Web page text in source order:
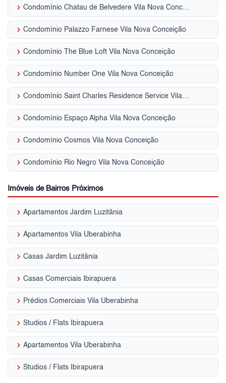
keyboard_arrow_right Condomínio Chatau de Belvedere Vila Nova Conceição
keyboard_arrow_right Condomínio Palazzo Farnese Vila Nova Conceição
keyboard_arrow_right Condomínio The Blue Loft Vila Nova Conceição
keyboard_arrow_right Condomínio Number One Vila Nova Conceição
keyboard_arrow_right Condomínio Saint Charles Residence Service Vila Nova Conceição
keyboard_arrow_right Condomínio Espaço Alpha Vila Nova Conceição
keyboard_arrow_right Condomínio Cosmos Vila Nova Conceição
keyboard_arrow_right Condomínio Rio Negro Vila Nova Conceição
Imóveis de Bairros Próximos
keyboard_arrow_right Apartamentos Jardim Luzitânia
keyboard_arrow_right Apartamentos Vila Uberabinha
keyboard_arrow_right Casas Jardim Luzitânia
keyboard_arrow_right Casas Comerciais Ibirapuera
keyboard_arrow_right Prédios Comerciais Vila Uberabinha
keyboard_arrow_right Studios / Flats Ibirapuera
keyboard_arrow_right Apartamentos Vila Uberabinha
keyboard_arrow_right Studios / Flats Ibirapuera